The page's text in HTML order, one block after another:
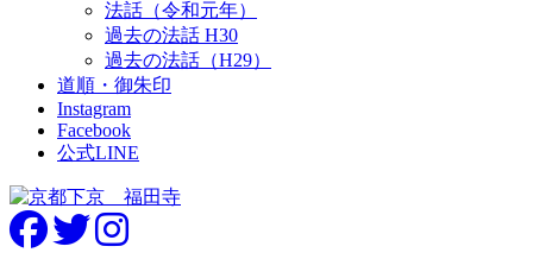
法話（令和元年）
過去の法話 H30
過去の法話（H29）
道順・御朱印
Instagram
Facebook
公式LINE